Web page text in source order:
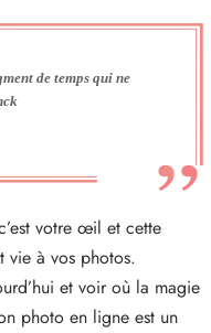
de temps qui ne
votre œil et cette
vie à vos photos.
et voir où la magie
photo en ligne est un